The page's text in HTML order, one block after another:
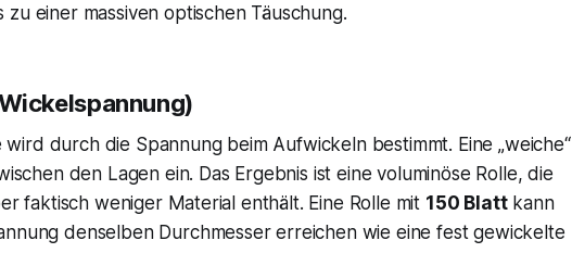
einer massiven optischen Täuschung.
wird durch die Spannung beim Aufwickeln bestimmt. Eine „weiche“
den Lagen ein. Das Ergebnis ist eine voluminöse Rolle, die
faktisch weniger Material enthält. Eine Rolle mit 150 Blattkann
denselben Durchmesser erreichen wie eine fest gewickelte